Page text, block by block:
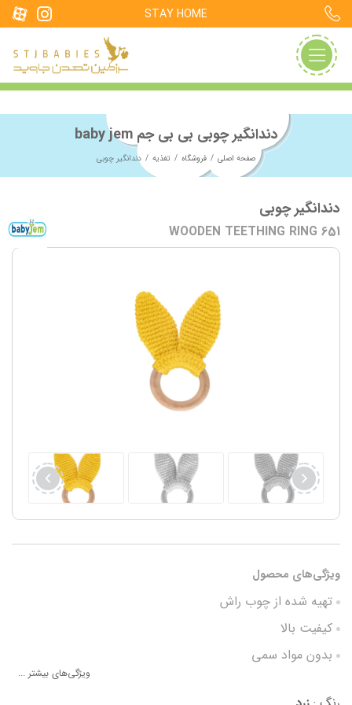
STAY HOME
دندانگیر چوبی بی بی جم baby jem
صفحه اصلی فروشگاه تغذیه دندانگیر چوبی
دندانگیر چوبی
WOODEN TEETHING RING 651
ویژگی‌های محصول
تهیه شده از چوب راش
کیفیت بالا
بدون مواد سمی
ویژگی‌های بیشتر ...